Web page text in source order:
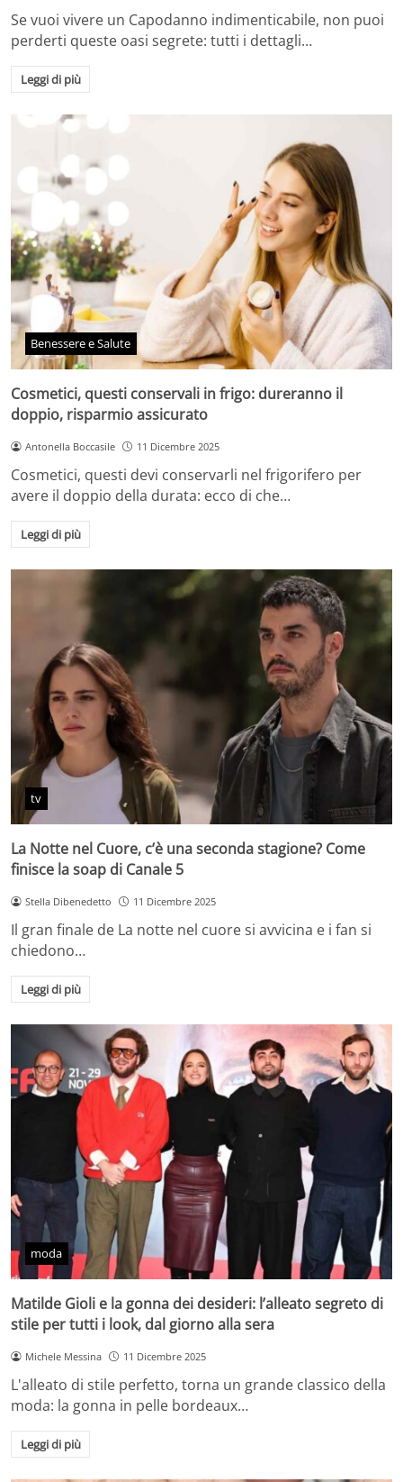
Se vuoi vivere un Capodanno indimenticabile, non puoi
perderti queste oasi segrete: tutti i dettagli…
Leggi di più
Benessere e Salute
Cosmetici, questi conservali in frigo: dureranno il
doppio, risparmio assicurato
Antonella Boccasile 11 Dicembre 2025
Cosmetici, questi devi conservarli nel frigorifero per
avere il doppio della durata: ecco di che…
Leggi di più
tv
La Notte nel Cuore, c’è una seconda stagione? Come
finisce la soap di Canale 5
Stella Dibenedetto 11 Dicembre 2025
Il gran finale de La notte nel cuore si avvicina e i fan si
chiedono…
Leggi di più
moda
Matilde Gioli e la gonna dei desideri: l’alleato segreto di
stile per tutti i look, dal giorno alla sera
Michele Messina 11 Dicembre 2025
L'alleato di stile perfetto, torna un grande classico della
moda: la gonna in pelle bordeaux…
Leggi di più